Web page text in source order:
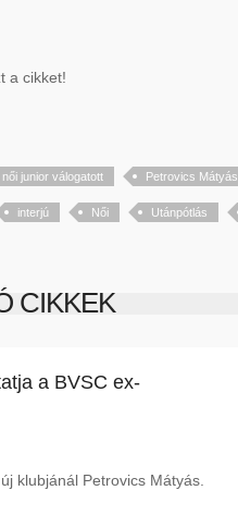
a cikket!
női junior válogatott Petrovics Mátyás
interjú Női Utánpótlás
CIKKEK
a BVSC ex-
klubjánál Petrovics Mátyás.